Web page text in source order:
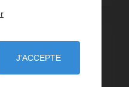
-10%
J'ACCEPTE